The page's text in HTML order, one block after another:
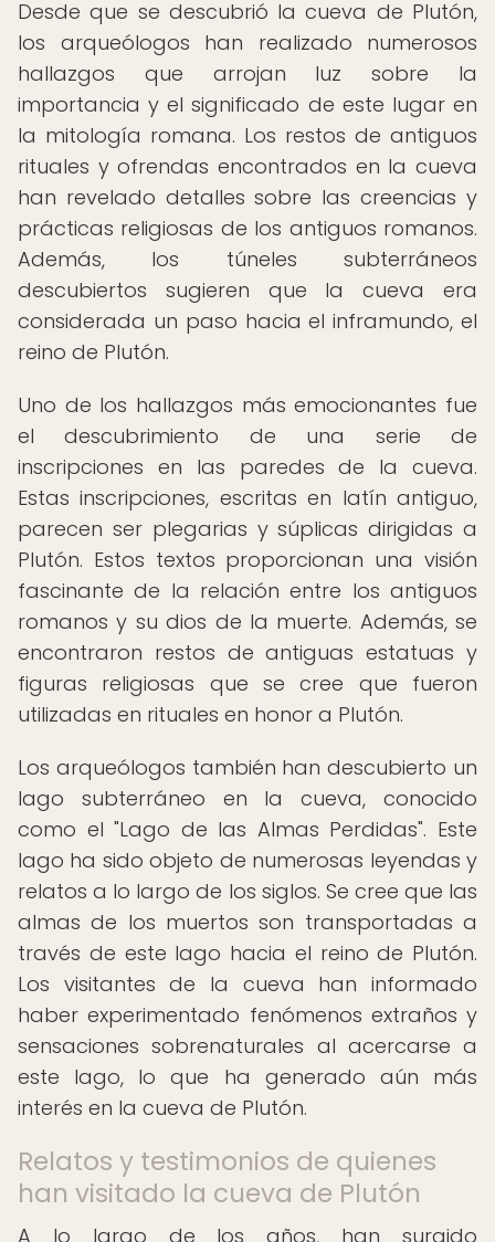
Desde que se descubrió la cueva de Plutón,
los arqueólogos han realizado numerosos
hallazgos que arrojan luz sobre la
importancia y el significado de este lugar en
la mitología romana. Los restos de antiguos
rituales y ofrendas encontrados en la cueva
han revelado detalles sobre las creencias y
prácticas religiosas de los antiguos romanos.
Además, los túneles subterráneos
descubiertos sugieren que la cueva era
considerada un paso hacia el inframundo, el
reino de Plutón.
Uno de los hallazgos más emocionantes fue
el descubrimiento de una serie de
inscripciones en las paredes de la cueva.
Estas inscripciones, escritas en latín antiguo,
parecen ser plegarias y súplicas dirigidas a
Plutón. Estos textos proporcionan una visión
fascinante de la relación entre los antiguos
romanos y su dios de la muerte. Además, se
encontraron restos de antiguas estatuas y
figuras religiosas que se cree que fueron
utilizadas en rituales en honor a Plutón.
Los arqueólogos también han descubierto un
lago subterráneo en la cueva, conocido
como el "Lago de las Almas Perdidas". Este
lago ha sido objeto de numerosas leyendas y
relatos a lo largo de los siglos. Se cree que las
almas de los muertos son transportadas a
través de este lago hacia el reino de Plutón.
Los visitantes de la cueva han informado
haber experimentado fenómenos extraños y
sensaciones sobrenaturales al acercarse a
este lago, lo que ha generado aún más
interés en la cueva de Plutón.
Relatos y testimonios de quienes
han visitado la cueva de Plutón
A lo largo de los años, han surgido